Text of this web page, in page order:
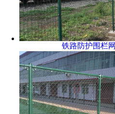
铁路防护围栏网